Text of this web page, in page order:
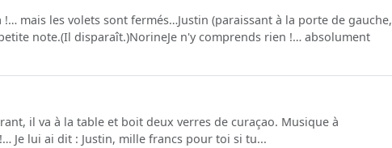
mais les volets sont fermés…Justin (paraissant à la porte de gauche,
note.(Il disparaît.)NorineJe n'y comprends rien !… absolument
il va à la table et boit deux verres de curaçao. Musique à
Je lui ai dit : Justin, mille francs pour toi si tu...